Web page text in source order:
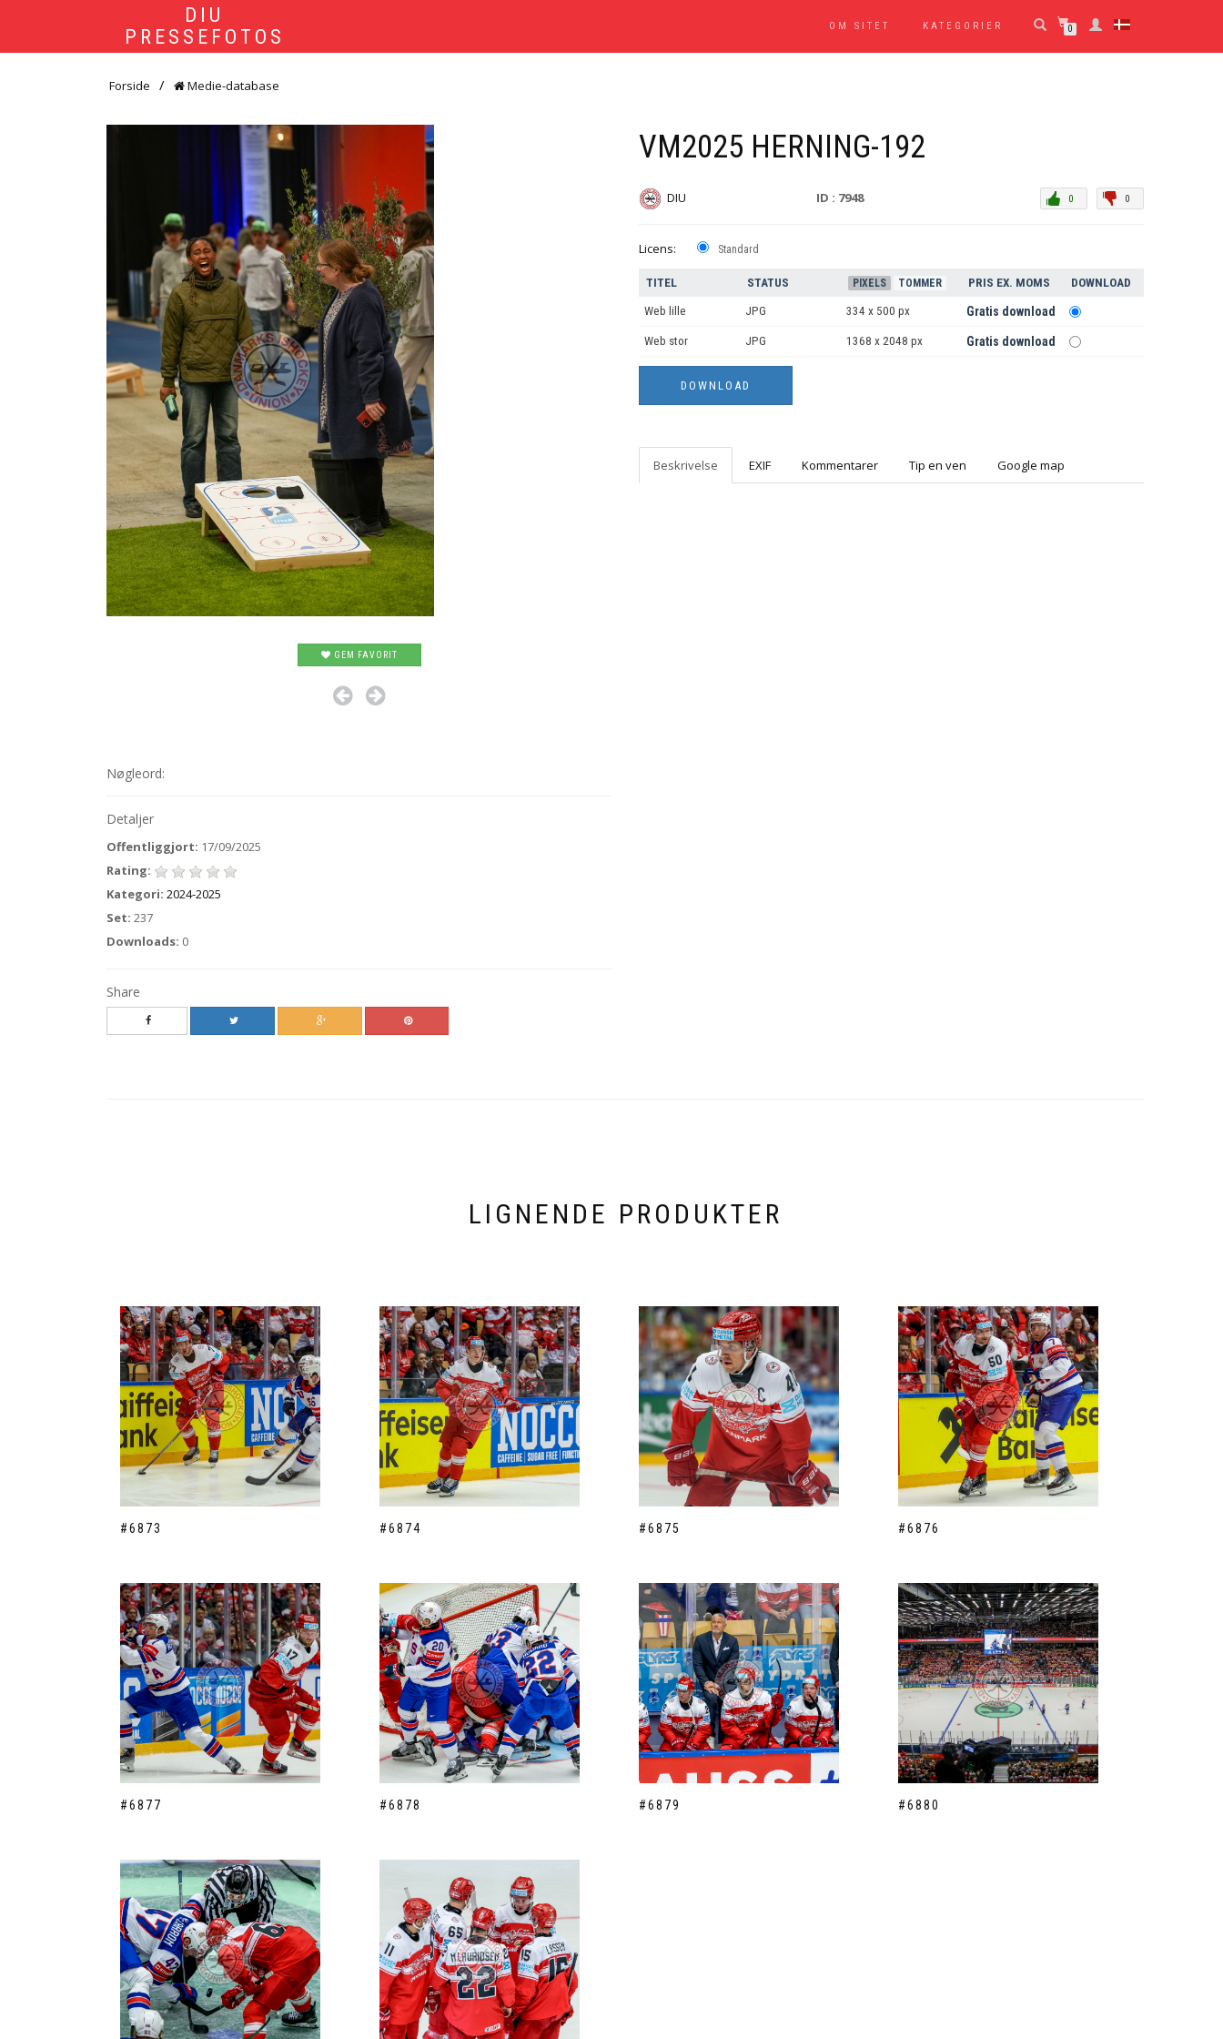
DIU
PRESSEFOTOS
OM SITET KATEGORIER 0
Forside Medie-database
GEM FAVORIT
Nøgleord:
Detaljer
Offentliggjort: 17/09/2025
Rating:
Kategori: 2024-2025
Set: 237
Downloads: 0
Share
VM2025 HERNING-192
DIU ID : 7948 0
0
Licens: Standard
TITEL STATUS PIXELS TOMMER PRIS EX. MOMS DOWNLOAD
Web lille JPG 334 x 500 px Gratis download
Web stor JPG 1368 x 2048 px Gratis download
Beskrivelse EXIF Kommentarer Tip en ven Google map
LIGNENDE PRODUKTER
#6873 #6874 #6875 #6876
#6877 #6878 #6879 #6880